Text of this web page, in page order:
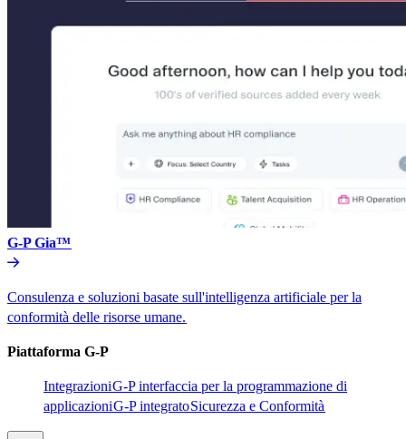
G-P Gia™​​
Consulenza e soluzioni basate sull'intelligenza artificiale per la
conformità delle risorse umane.​​
Piattaforma G-P​​
Integrazioni​​G-P interfaccia per la programmazione di
applicazioni​​G-P integrato​​Sicurezza e Conformità​​